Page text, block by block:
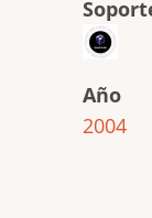
Año
2004